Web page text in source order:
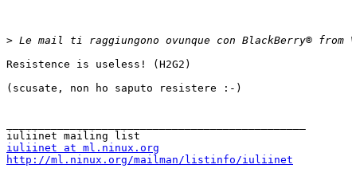
>
Resistence is useless! (H2G2)
(scusate, non ho saputo resistere :-)
iuliinet at ml.ninux.org
http://ml.ninux.org/mailman/listinfo/iuliinet